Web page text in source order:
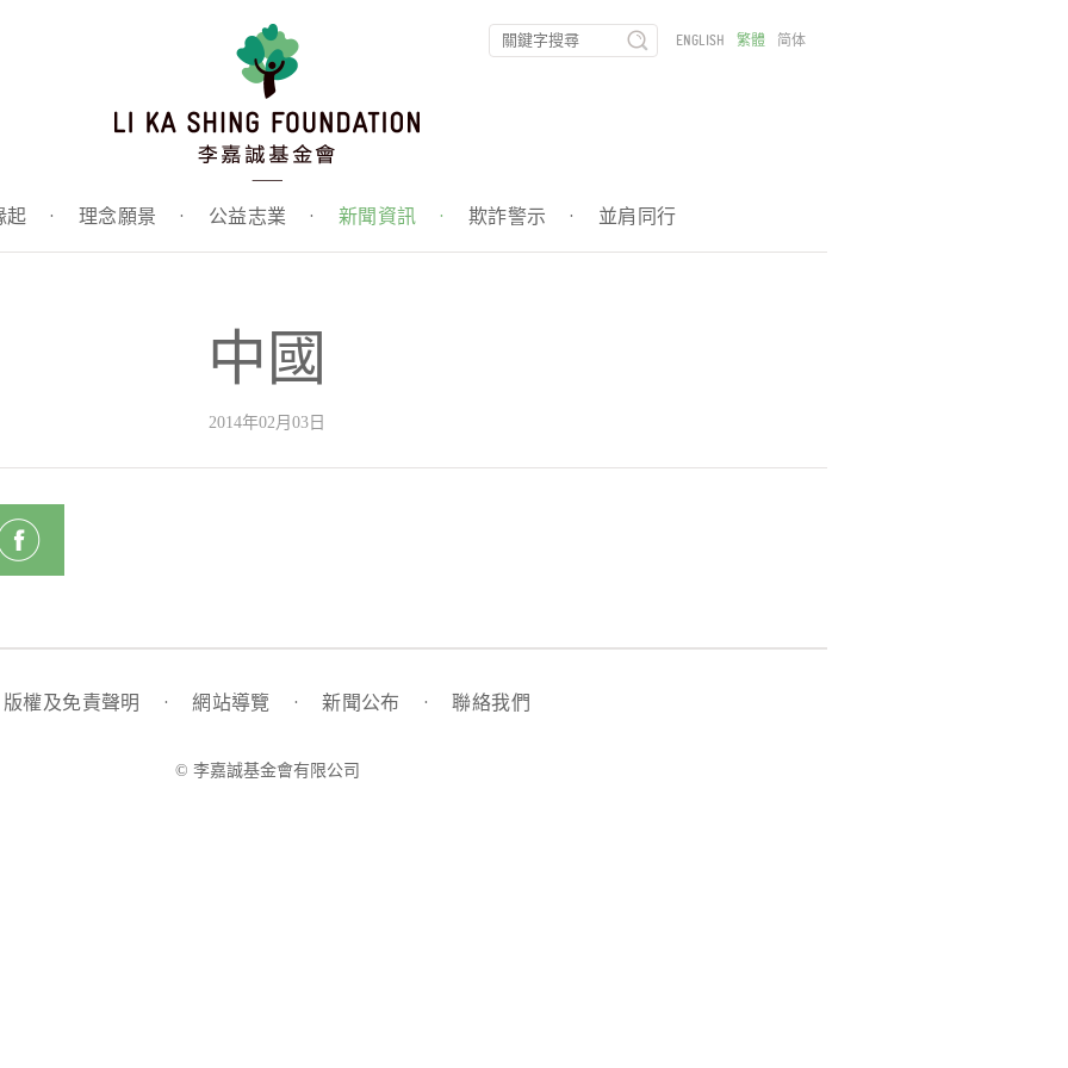
起 · 理念願景 · 公益志業 · 新聞資訊 · 欺詐警示 · 並肩同行
ENGLISH 繁體 简体
中國
2014年02月03日
版權及免責聲明 · 網站導覽 · 新聞公布 · 聯絡我們
© 李嘉誠基金會有限公司